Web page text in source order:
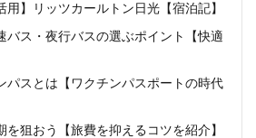
用】リッツカールトン日光【宿泊記】
バス・夜行バスの選ぶポイント【快適
パスとは【ワクチンパスポートの時代
を狙おう【旅費を抑えるコツを紹介】